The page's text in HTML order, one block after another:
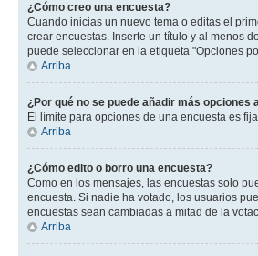
¿Cómo creo una encuesta?
Cuando inicias un nuevo tema o editas el
crear encuestas. Inserte un título y al menos
puede seleccionar en la etiqueta "Opciones
Arriba
¿Por qué no se puede añadir más opciones
El límite para opciones de una encuesta es
Arriba
¿Cómo edito o borro una encuesta?
Como en los mensajes, las encuestas solo
encuesta. Si nadie ha votado, los usuarios
encuestas sean cambiadas a mitad de la
Arriba